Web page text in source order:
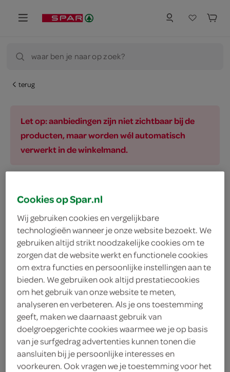
waar ben je naar op zoek?
terug
Let op: aanbiedingen zijn niet zichtbaar bij de
producten, maar worden wél automatisch
verwerkt in de winkelmand.
filter
Amstel bier radler bl 6x330 ml
1.98 Liter
6.99 kies je SPAR
Amstel Bier Radler
1.8 Liter
Cookies op Spar.nl
Wij gebruiken cookies en vergelijkbare
technologieën wanneer je onze website bezoekt. We
gebruiken altijd strikt noodzakelijke cookies om te
zorgen dat de website werkt en functionele cookies
om extra functies en persoonlijke instellingen aan te
bieden. We gebruiken ook altijd prestatiecookies
om het gebruik van onze website te meten,
analyseren en verbeteren. Als je ons toestemming
geeft, maken we daarnaast gebruik van
doelgroepgerichte cookies waarmee we je op basis
van je surfgedrag advertenties kunnen tonen die
aansluiten bij je persoonlijke interesses en
voorkeuren. Ook vragen we je toestemming voor het